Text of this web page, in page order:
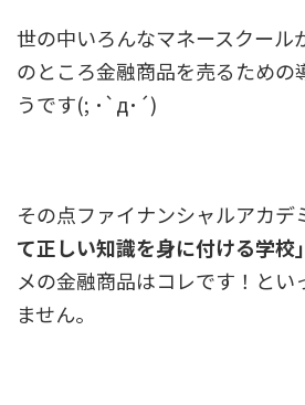
世の中いろんなマネースクール
のところ金融商品を売るための
うです(; ･`д･´)
その点ファイナンシャルアカデ
て正しい知識を身に付ける学校」
メの金融商品はコレです！とい
ません。